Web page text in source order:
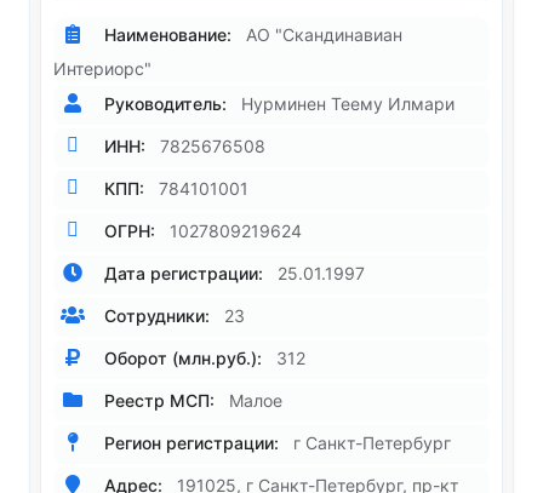
Наименование:
АО "Скандинавиан
Интериорс"
Руководитель:
Нурминен Теему Илмари
ИНН: 7825676508
КПП: 784101001
ОГРН: 1027809219624
Дата регистрации: 25.01.1997
Сотрудники: 23
Оборот (млн.руб.): 312
Реестр МСП: Малое
Регион регистрации: г Санкт-Петербург
Адрес:
191025, г Санкт-Петербург, пр-кт